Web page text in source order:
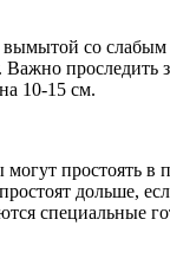
со слабым
10-15 см.
простоять в
дольше,
специальные